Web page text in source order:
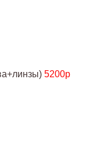
5200р